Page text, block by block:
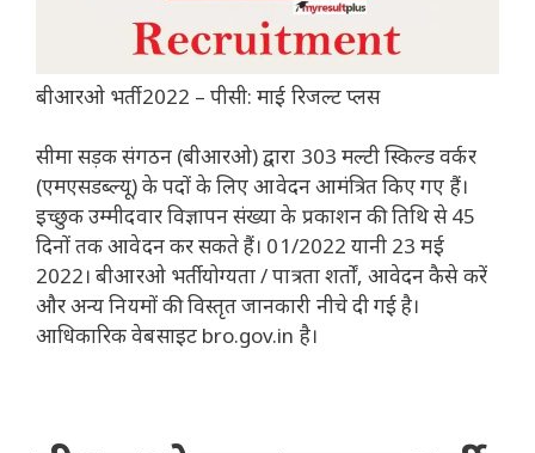
बीआरओ भर्ती 2022 – पीसी: माई रिजल्ट प्लस
सीमा सड़क संगठन (बीआरओ) द्वारा 303 मल्टी स्किल्ड वर्कर
(एमएसडब्ल्यू) के पदों के लिए आवेदन आमंत्रित किए गए हैं।
इच्छुक उम्मीदवार विज्ञापन संख्या के प्रकाशन की तिथि से 45
दिनों तक आवेदन कर सकते हैं। 01/2022 यानी 23 मई
2022। बीआरओ भर्ती योग्यता / पात्रता शर्तों, आवेदन कैसे करें
और अन्य नियमों की विस्तृत जानकारी नीचे दी गई है।
आधिकारिक वेबसाइट bro.gov.in है।